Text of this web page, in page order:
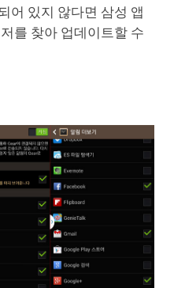
어 있지 않다면 삼성 앱
를 찾아 업데이트할 수